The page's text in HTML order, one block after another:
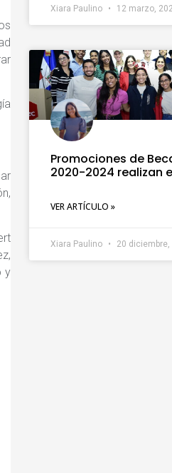
y
Xiara Paulino 12 marzo,
Promociones de
2020-2024 realizan
VER ARTÍCULO »
Xiara Paulino 20 diciembre,